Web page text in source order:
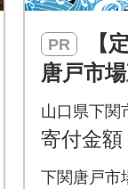
PR
唐戸市
刺身 各
冷凍 真
山口県下関
寄付金額
下関唐戸市